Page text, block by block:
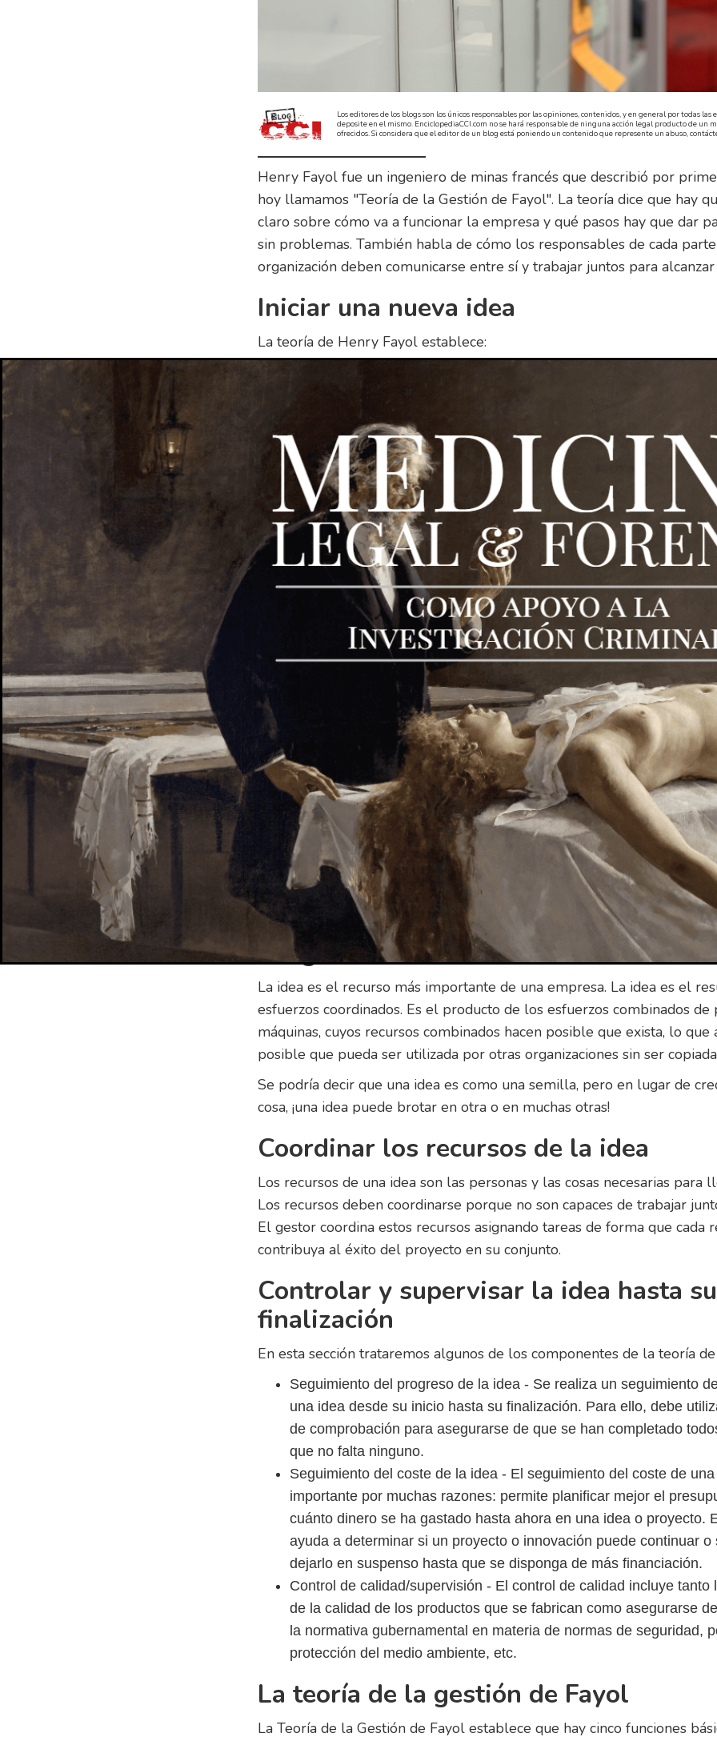
Los editores de los blogs son los únicos responsables por las opiniones, contenidos, y en general por todas
deposite en el mismo. EnciclopediaCCI.com no se hará responsable de ninguna acción legal producto de un
ofrecidos. Si considera que el editor de un blog está poniendo un contenido que represente un abuso,
Henry Fayol fue un ingeniero de minas francés que describió por
hoy llamamos "Teoría de la Gestión de Fayol". La teoría dice que hay
claro sobre cómo va a funcionar la empresa y qué pasos hay que dar
sin problemas. También habla de cómo los responsables de cada
organización deben comunicarse entre sí y trabajar juntos para
Iniciar una nueva idea
La teoría de Henry Fayol establece:
Gestionar la idea
Coordinar los recursos de una idea o de una organización
Controlar y supervisar una idea o una organización hasta su
Planificar la idea
La planificación es el proceso de crear un plan detallado para una
es el primer paso del proceso de gestión, que consta de seis etapas:
organizar, dirigir, motivar y controlar. La planificación es un paso
proceso de gestión porque te ayuda a determinar cuánto tiempo y
necesitan para completar tu proyecto u objetivo.
Organizar la idea Organizar la idea
Para alcanzar estos objetivos, la teoría de la administración de Fayol
organización debe dividirse en diferentes ramas. Por ejemplo, si usted
gran empresa y hay varios departamentos como ventas, marketing,
administración. Cada rama tendrá su propia jerarquía en la que cada
propósito y una responsabilidad diferentes.
Es importante que la cadena de mando esté claramente definida y
sepa a quién tiene que rendir cuentas; esto ayuda a garantizar la
organización. Esto también significa que los empleados saben cómo
panorama general, de modo que pueden utilizar sus habilidades con
que pedir la aprobación de varias personas antes de actuar.
Dirigir la idea
La idea es el recurso más importante de una empresa. La idea es el
esfuerzos coordinados. Es el producto de los esfuerzos combinados de
máquinas, cuyos recursos combinados hacen posible que exista, lo que
posible que pueda ser utilizada por otras organizaciones sin ser
Se podría decir que una idea es como una semilla, pero en lugar de
cosa, ¡una idea puede brotar en otra o en muchas otras!
Coordinar los recursos de la idea
Los recursos de una idea son las personas y las cosas necesarias para
Los recursos deben coordinarse porque no son capaces de trabajar
El gestor coordina estos recursos asignando tareas de forma que cada
contribuya al éxito del proyecto en su conjunto.
Controlar y supervisar la idea hasta su
finalización
En esta sección trataremos algunos de los componentes de la teoría
Seguimiento del progreso de la idea - Se realiza un seguimiento
una idea desde su inicio hasta su finalización. Para ello, debe
de comprobación para asegurarse de que se han completado
que no falta ninguno.
Seguimiento del coste de la idea - El seguimiento del coste de
importante por muchas razones: permite planificar mejor el
cuánto dinero se ha gastado hasta ahora en una idea o proyecto.
ayuda a determinar si un proyecto o innovación puede continuar o
dejarlo en suspenso hasta que se disponga de más financiación.
Control de calidad/supervisión - El control de calidad incluye tanto
de la calidad de los productos que se fabrican como asegurarse
la normativa gubernamental en materia de normas de seguridad,
protección del medio ambiente, etc.
La teoría de la gestión de Fayol
La Teoría de la Gestión de Fayol establece que hay cinco funciones